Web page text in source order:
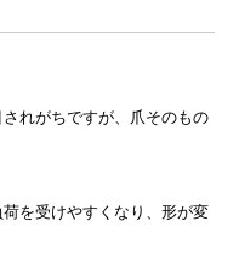
れがちですが、爪そのもの
を受けやすくなり、形が変